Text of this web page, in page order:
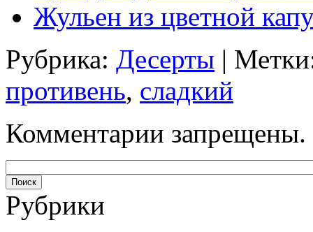
Жульен из цветной
Рубрика: Десерты |
противень, сладкий
Комментарии запрещены.
Рубрики